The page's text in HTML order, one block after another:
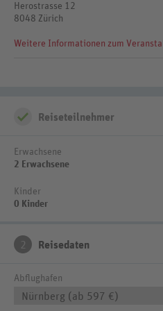
Herostrasse 12
8048 Zürich
Weitere Informationen zum
Reiseteilnehmer
Erwachsene
2 Erwachsene
Kinder
0 Kinder
2 Reisedaten
Abflughafen
Nürnberg (ab 597 €)